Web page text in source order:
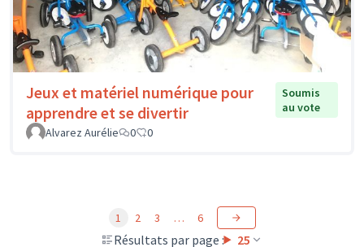
Jeux et matériel numérique pour
apprendre et se divertir
Soumis
au vote
Alvarez Aurélie
0 0
Résultats par page : 25
1 2 3 … 6